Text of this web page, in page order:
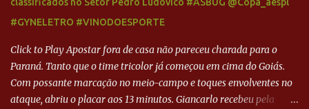
#GYNELETRO #VINODOESPORTE
Click to Play Apostar fora de casa não pareceu charada para o
Paraná. Tanto que o time tricolor já começou em cima do Goiás.
Com possante marcação no meio-campo e toques envolventes no
ataque, abriu o placar aos 13 minutos. Giancarlo recebeu pela